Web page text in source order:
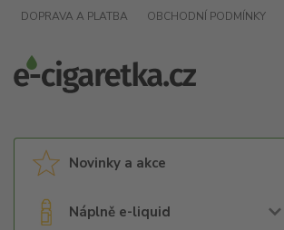
DOPRAVA A PLATBA OBCHODNÍ PODMÍNKY
Novinky a akce
Náplně e-liquid